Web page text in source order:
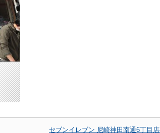
セブンイレブン 尼崎神田南通6丁目